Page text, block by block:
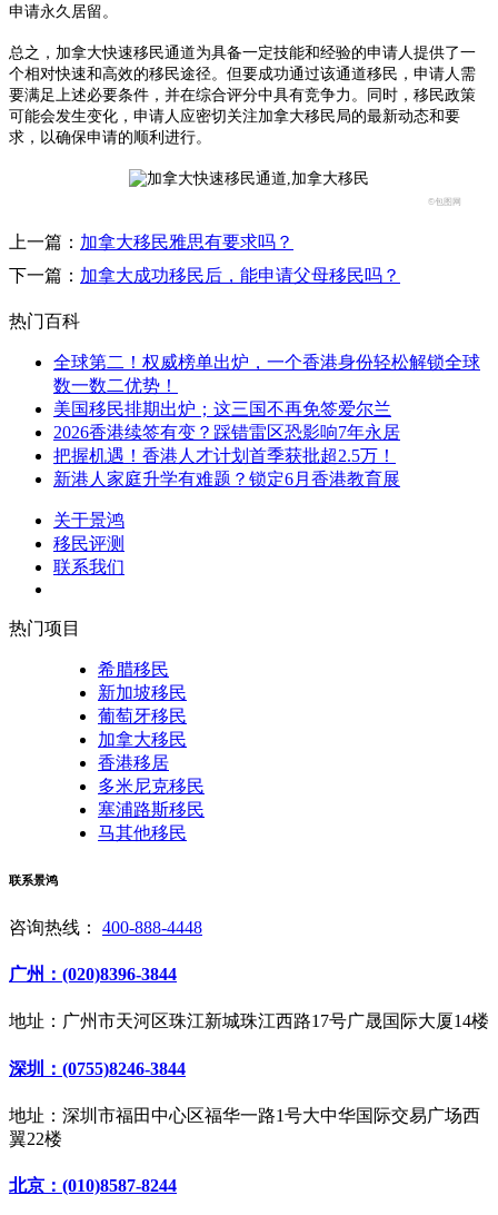
申请永久居留。
总之，加拿大快速移民通道为具备一定技能和经验的申请人提供了一
个相对快速和高效的移民途径。但要成功通过该通道移民，申请人需
要满足上述必要条件，并在综合评分中具有竞争力。同时，移民政策
可能会发生变化，申请人应密切关注加拿大移民局的最新动态和要
求，以确保申请的顺利进行。
©包图网
上一篇： 加拿大移民雅思有要求吗？
下一篇： 加拿大成功移民后，能申请父母移民吗？
热门百科
全球第二！权威榜单出炉，一个香港身份轻松解锁全球
数一数二优势！
美国移民排期出炉；这三国不再免签爱尔兰
2026香港续签有变？踩错雷区恐影响7年永居
把握机遇！香港人才计划首季获批超2.5万！
新港人家庭升学有难题？锁定6月香港教育展
关于景鸿
移民评测
联系我们
热门项目
希腊移民
新加坡移民
葡萄牙移民
加拿大移民
香港移居
多米尼克移民
塞浦路斯移民
马其他移民
联系景鸿
咨询热线： 400-888-4448
广州：(020)8396-3844
地址：广州市天河区珠江新城珠江西路17号广晟国际大厦14楼
深圳：(0755)8246-3844
地址：深圳市福田中心区福华一路1号大中华国际交易广场西
翼22楼
北京：(010)8587-8244